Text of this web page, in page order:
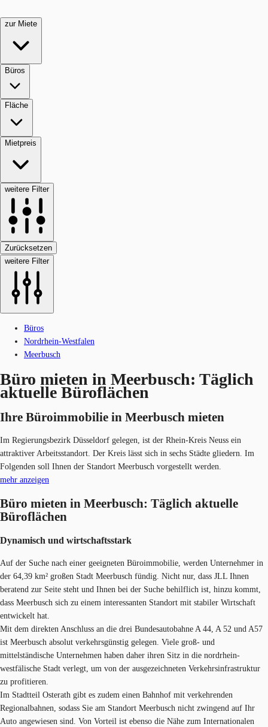
zur Miete
Büros
Fläche
Mietpreis
weitere Filter
Zurücksetzen
weitere Filter
Büros
Nordrhein-Westfalen
Meerbusch
Büro mieten in Meerbusch: Täglich
aktuelle Büroflächen
Ihre Büroimmobilie in Meerbusch mieten
Im Regierungsbezirk Düsseldorf gelegen, ist der Rhein-Kreis Neuss ein
attraktiver Arbeitsstandort. Der Kreis lässt sich in sechs Städte gliedern. Im
Folgenden soll Ihnen der Standort Meerbusch vorgestellt werden.
mehr anzeigen
Büro mieten in Meerbusch: Täglich aktuelle
Büroflächen
Dynamisch und wirtschaftsstark
Auf der Suche nach einer geeigneten Büroimmobilie, werden Unternehmer in
der 64,39 km² großen Stadt Meerbusch fündig. Nicht nur, dass JLL Ihnen
beratend zur Seite steht und Ihnen bei der Suche behilflich ist, hinzu kommt,
dass Meerbusch sich zu einem interessanten Standort mit stabiler Wirtschaft
entwickelt hat.
Mit dem direkten Anschluss an die drei Bundesautobahne A 44, A 52 und A57
ist Meerbusch absolut verkehrsgünstig gelegen. Viele groß- und
mittelständische Unternehmen haben daher ihren Sitz in die nordrhein-
westfälische Stadt verlegt, um von der ausgezeichneten Verkehrsinfrastruktur
zu profitieren.
Im Stadtteil Osterath gibt es zudem einen Bahnhof mit verkehrenden
Regionalbahnen, sodass Sie am Standort Meerbusch nicht zwingend auf Ihr
Auto angewiesen sind. Von Vorteil ist ebenso die Nähe zum Internationalen